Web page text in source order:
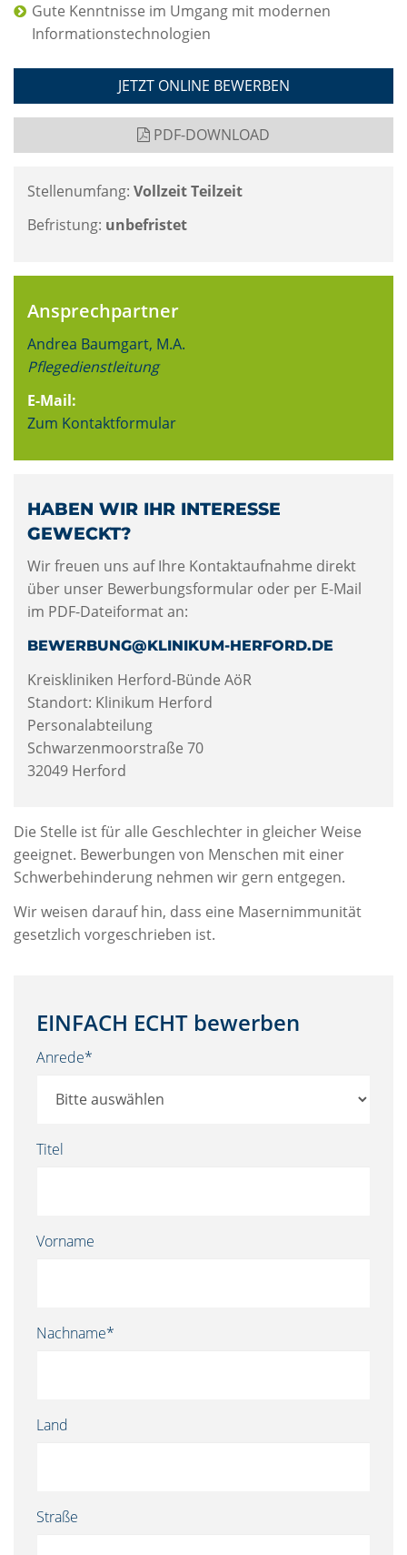
Gute Kenntnisse im Umgang mit modernen
Informationstechnologien
JETZT ONLINE BEWERBEN
PDF-DOWNLOAD
Stellenumfang: Vollzeit Teilzeit
Befristung: unbefristet
Ansprechpartner
Andrea Baumgart, M.A.
Pflegedienstleitung
E-Mail:
Zum Kontaktformular
HABEN WIR IHR INTERESSE
GEWECKT?
Wir freuen uns auf Ihre Kontaktaufnahme direkt
über unser Bewerbungsformular oder per E-Mail
im PDF-Dateiformat an:
BEWERBUNG@KLINIKUM-HERFORD.DE
Kreiskliniken Herford-Bünde AöR
Standort: Klinikum Herford
Personalabteilung
Schwarzenmoorstraße 70
32049 Herford
Die Stelle ist für alle Geschlechter in gleicher Weise
geeignet. Bewerbungen von Menschen mit einer
Schwerbehinderung nehmen wir gern entgegen.
Wir weisen darauf hin, dass eine Masernimmunität
gesetzlich vorgeschrieben ist.
EINFACH ECHT bewerben
Anrede*
Titel
Vorname
Nachname*
Land
Straße